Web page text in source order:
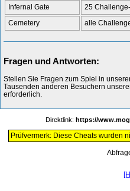
Infernal Gate
25
Cemetery
alle
Fragen und Antworten:
Stellen Sie Fragen zum Spiel in
Tausenden anderen Besuchern
erforderlich.
Direktlink: https://
Prüfvermerk: Diese Cheats wurden